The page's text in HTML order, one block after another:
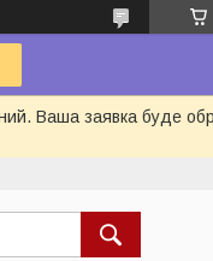
Ваша заявка буде